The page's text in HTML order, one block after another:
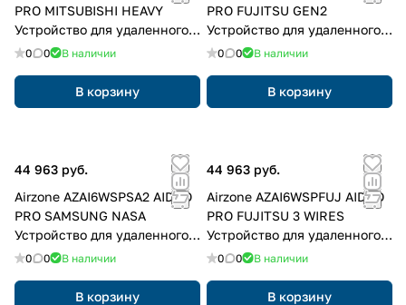
PRO MITSUBISHI HEAVY
Устройство для удаленного
управления и интеграции
0 0 В наличии
В корзину
PRO FUJITSU GEN2
Устройство для удаленного
управления и интеграции
0 0 В наличии
В корзину
44 963 руб.
Airzone AZAI6WSPSA2 AIDOO
PRO SAMSUNG NASA
Устройство для удаленного
управления и интеграции
0 0 В наличии
В корзину
44 963 руб.
Airzone AZAI6WSPFUJ AIDOO
PRO FUJITSU 3 WIRES
Устройство для удаленного
управления и интеграции
0 0 В наличии
В корзину